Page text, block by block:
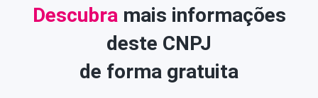
Descubra mais informações
deste CNPJ
de forma gratuita